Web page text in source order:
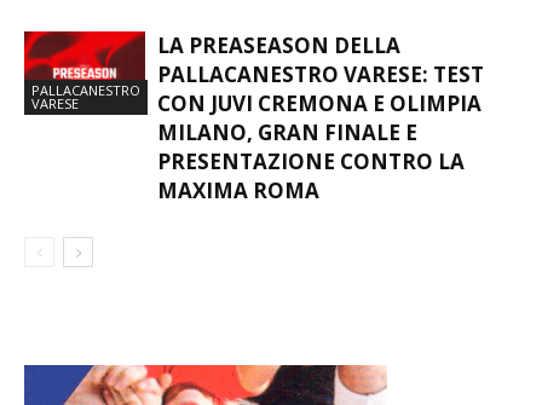
PALLACANESTRO
VARESE
LA PREASEASON DELLA
PALLACANESTRO VARESE: TEST
CON JUVI CREMONA E OLIMPIA
MILANO, GRAN FINALE E
PRESENTAZIONE CONTRO LA
MAXIMA ROMA